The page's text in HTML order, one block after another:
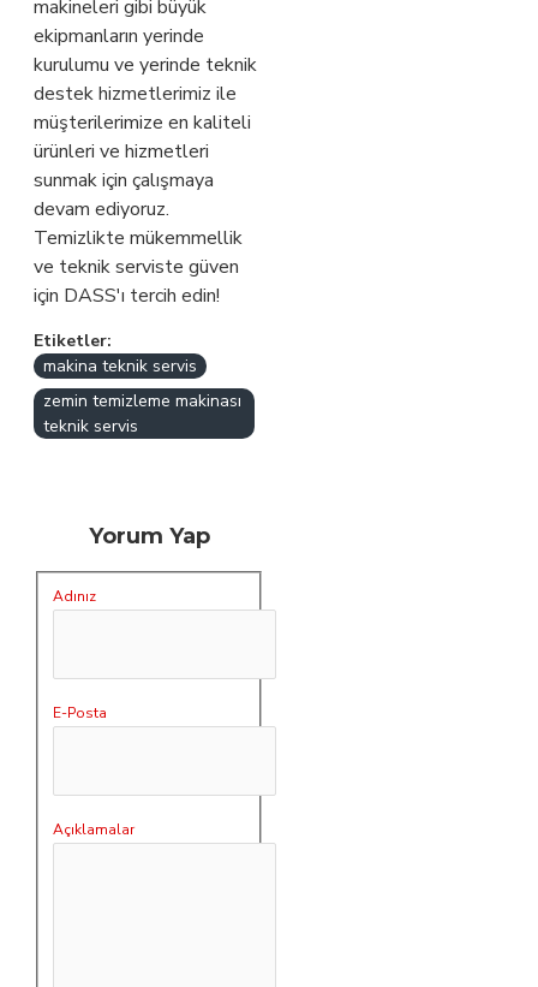
makineleri gibi büyük
ekipmanların yerinde
kurulumu ve yerinde teknik
destek hizmetlerimiz ile
müşterilerimize en kaliteli
ürünleri ve hizmetleri
sunmak için çalışmaya
devam ediyoruz.
Temizlikte mükemmellik
ve teknik serviste güven
için DASS'ı tercih edin!
Etiketler:
makina teknik servis
zemin temizleme makinası
teknik servis
Yorum Yap
Adınız
E-Posta
Açıklamalar